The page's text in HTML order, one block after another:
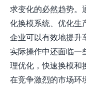
求变化的必然趋势。
化换模系统、优化生
企业可以有效地提升
实际操作中还面临一
理优化，快速换模和
在竞争激烈的市场环